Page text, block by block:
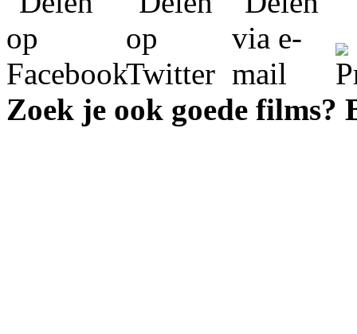
Zoek je ook goede films?